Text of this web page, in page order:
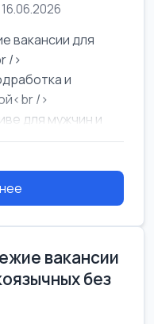
вакансии для
/>
и
/>
для мужчин и
вакансии
без